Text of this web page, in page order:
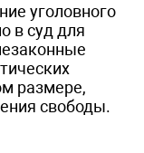
уголовного
в суд для
размере,
свободы.